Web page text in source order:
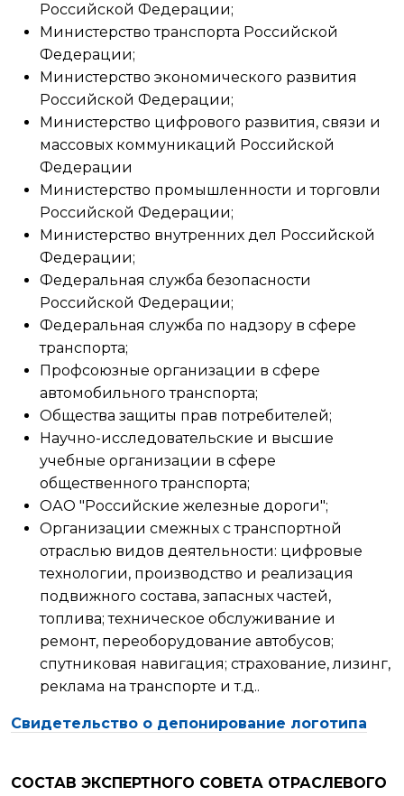
Российской Федерации;
Министерство транспорта Российской
Федерации;
Министерство экономического развития
Российской Федерации;
Министерство цифрового развития, связи и
массовых коммуникаций Российской
Федерации
Министерство промышленности и торговли
Российской Федерации;
Министерство внутренних дел Российской
Федерации;
Федеральная служба безопасности
Российской Федерации;
Федеральная служба по надзору в сфере
транспорта;
Профсоюзные организации в сфере
автомобильного транспорта;
Общества защиты прав потребителей;
Научно-исследовательские и высшие
учебные организации в сфере
общественного транспорта;
ОАО "Российские железные дороги";
Организации смежных с транспортной
отраслью видов деятельности: цифровые
технологии, производство и реализация
подвижного состава, запасных частей,
топлива; техническое обслуживание и
ремонт, переоборудование автобусов;
спутниковая навигация; страхование, лизинг,
реклама на транспорте и т.д..
Свидетельство о депонирование логотипа
СОСТАВ ЭКСПЕРТНОГО СОВЕТА ОТРАСЛЕВОГО